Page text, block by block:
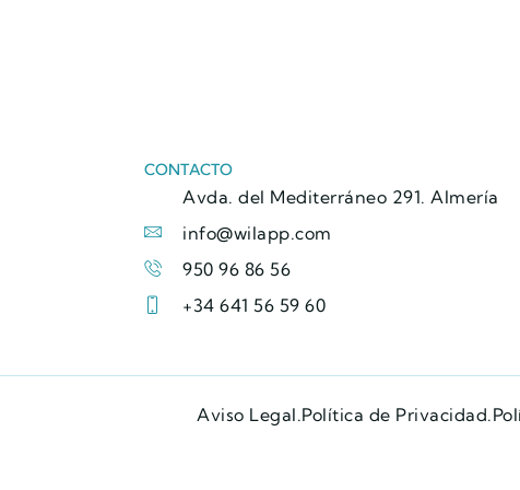
CONTACTO
Avda. del Mediterráneo 291. Almería
info@wilapp.com
950 96 86 56
+34 641 56 59 60
Aviso Legal.Política de Privacidad.